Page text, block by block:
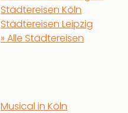
Städtereisen Köln
Städtereisen Leipzig
» Alle Städtereisen
Musical in Köln